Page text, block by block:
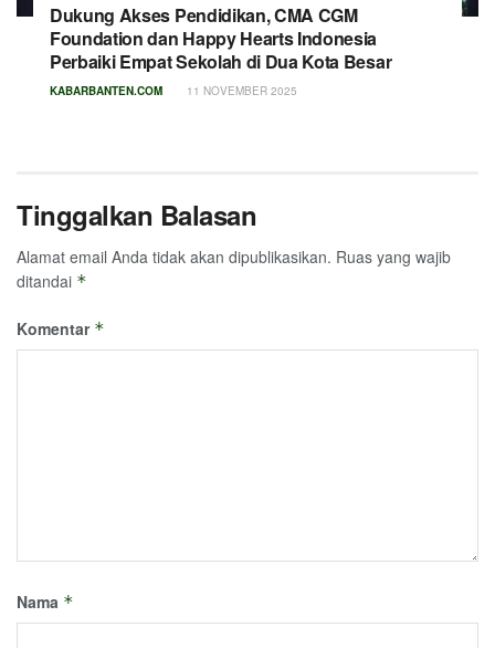
Dukung Akses Pendidikan, CMA CGM
Foundation dan Happy Hearts Indonesia
Perbaiki Empat Sekolah di Dua Kota Besar
KABARBANTEN.COM 11 NOVEMBER 2025
Tinggalkan Balasan
Alamat email Anda tidak akan dipublikasikan. Ruas yang wajib
ditandai *
Komentar *
Nama *